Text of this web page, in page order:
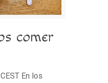
comer
En los